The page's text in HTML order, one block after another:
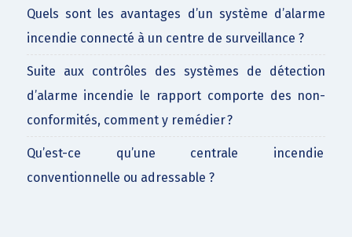
Quels sont les avantages d’un système d’alarme
incendie connecté à un centre de surveillance ?
Suite aux contrôles des systèmes de détection
d’alarme incendie le rapport comporte des non-
conformités, comment y remédier ?
Qu’est-ce qu’une centrale incendie
conventionnelle ou adressable ?